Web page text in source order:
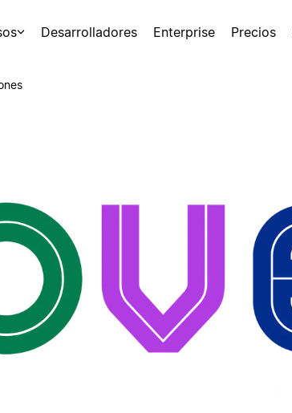
Desarrolladores Enterprise Precios